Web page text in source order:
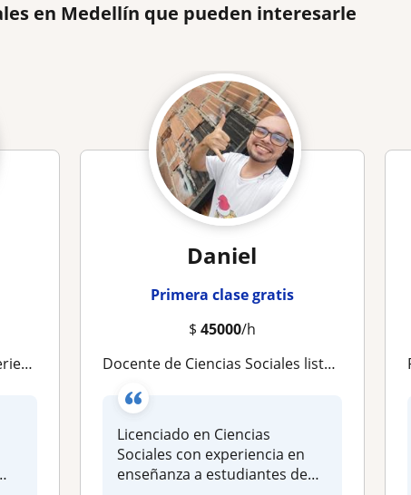
en Medellín que pueden interesarle
Daniel
Primera clase gratis
$ 45000/h
Docente de Ciencias Sociales listo para labores
Licenciado en Ciencias
Sociales con experiencia en
enseñanza a estudiantes de